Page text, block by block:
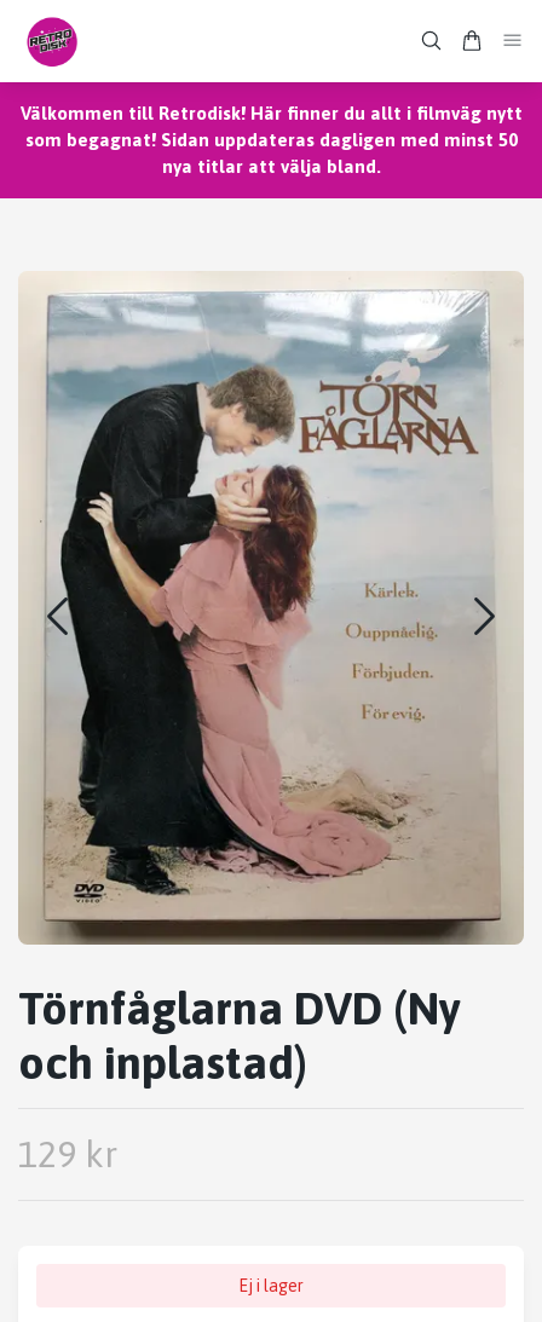
Välkommen till Retrodisk! Här finner du allt i filmväg nytt
som begagnat! Sidan uppdateras dagligen med minst 50
nya titlar att välja bland.
Törnfåglarna DVD (Ny
och inplastad)
129 kr
Ej i lager